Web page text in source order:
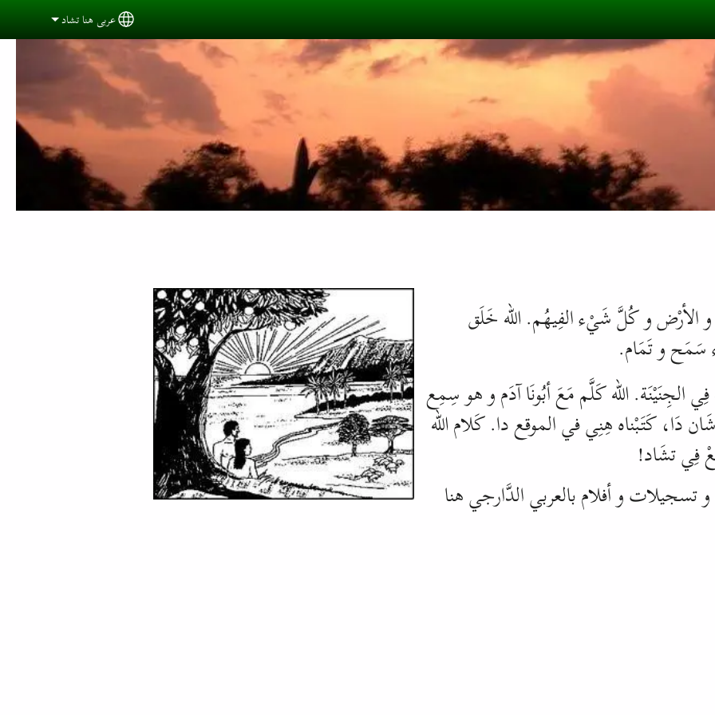
Select your language
عربي هنا تشاد
و الأرْض و كُلَّ شَيْء الفِيهُم. اللّه خَلَق
سَمَح و تَمَام.
الجِنَيْنَة. اللّه كَلَّم مَعَ أبُونَا آدَم و هو سِمِع
دَا، كَتَبْناه هِنِي في الموقع دا. كَلام اللّه
فِي تشَاد!
تسجيلات و أفلام بالعربي الدَّارجي هنا